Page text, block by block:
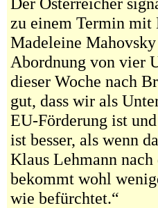
zu einem Termin mit
Madeleine
Abordnung von vier
dieser Woche nach
gut, dass wir als
EU-Förderung ist
ist besser, als wenn
Klaus Lehmann
bekommt wohl
wie befürchtet.“